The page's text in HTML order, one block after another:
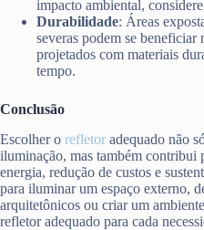
impacto ambiental,
Durabilidade: Áreas
severas podem se beneficiar
projetados com materiais
tempo.
Conclusão
Escolher o refletor adequado não
iluminação, mas também contribui
energia, redução de custos e
para iluminar um espaço externo,
arquitetônicos ou criar um
refletor adequado para cada